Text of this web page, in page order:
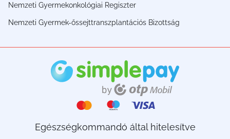
Nemzeti Gyermekonkológiai Regiszter
Nemzeti Gyermek-őssejttranszplantációs Bizottság
Egészségkommandó által hitelesítve